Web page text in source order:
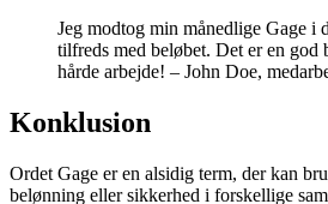
Jeg modtog min månedlige Gage i
tilfreds med beløbet. Det er en god
hårde arbejde! – John Doe,
Konklusion
Ordet Gage er en alsidig term, der kan
belønning eller sikkerhed i forskellige